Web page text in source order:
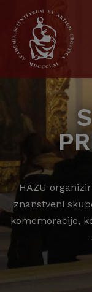
HAZU
znanstveni
komemoracije,